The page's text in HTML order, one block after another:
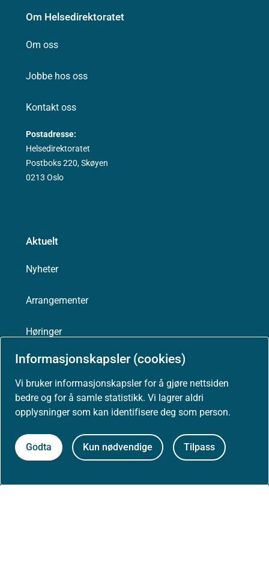
Informasjonskapsler (cookies)
Vi bruker informasjonskapsler for å gjøre nettsiden
bedre og for å samle statistikk. Vi lagrer aldri
opplysninger som kan identifisere deg som person.
Godta Kun nødvendige Tilpass
Om Helsedirektoratet
Om oss
Jobbe hos oss
Kontakt oss
Postadresse:
Helsedirektoratet
Postboks 220, Skøyen
0213 Oslo
Aktuelt
Nyheter
Arrangementer
Høringer
Presse
Personvernerklæring